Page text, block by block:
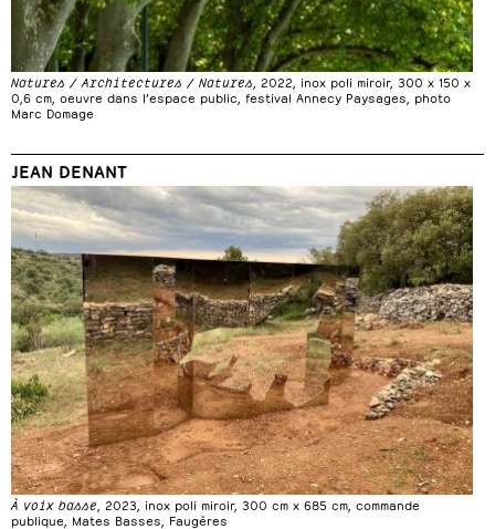
Natures / Architectures / Natures, 2022, inox poli miroir, 300 x 150 x
0,6 cm, oeuvre dans l’espace public, festival Annecy Paysages, photo
Marc Domage
JEAN DENANT
À voix basse , 2023, inox poli miroir, 300 cm x 685 cm, commande
publique, Mates Basses, Faugères